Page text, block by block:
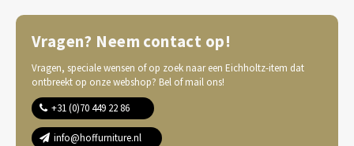
Vragen? Neem contact op!
Vragen, speciale wensen of op zoek naar een Eichholtz-item dat
ontbreekt op onze webshop? Bel of mail ons!
+31 (0)70 449 22 86
info@hoffurniture.nl